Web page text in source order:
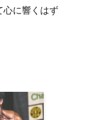
心に響くはず